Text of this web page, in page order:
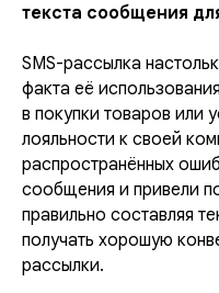
текста сообщения
SMS-рассылка
факта её
в покупки товаров или
лояльности к своей
распространённых
сообщения и привели
правильно составляя
получать хорошую
рассылки.